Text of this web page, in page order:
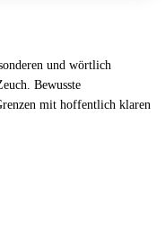
und wörtlich
Bewusste
mit hoffentlich klaren